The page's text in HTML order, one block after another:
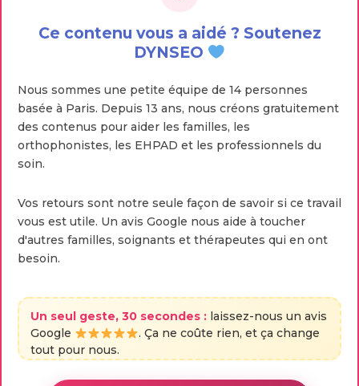
Ce contenu vous a aidé ? Soutenez
DYNSEO
Nous sommes une petite équipe de 14 personnes
basée à Paris. Depuis 13 ans, nous créons gratuitement
des contenus pour aider les familles, les
orthophonistes, les EHPAD et les professionnels du
soin.
Vos retours sont notre seule façon de savoir si ce travail
vous est utile. Un avis Google nous aide à toucher
d'autres familles, soignants et thérapeutes qui en ont
besoin.
Un seul geste, 30 secondes : laissez-nous un avis
Google
. Ça ne coûte rien, et ça change
tout pour nous.